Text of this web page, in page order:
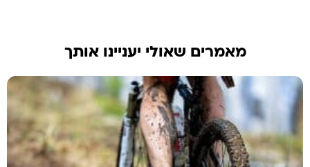
מאמרים שאולי יעניינו אותך